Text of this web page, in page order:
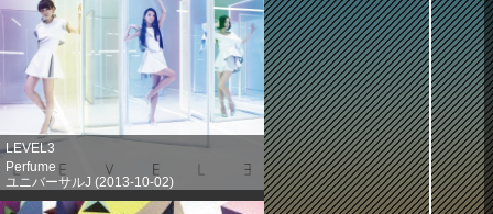
LEVEL3
Perfume
ユニバーサルJ (2013-10-02)
売り上げランキング: 203